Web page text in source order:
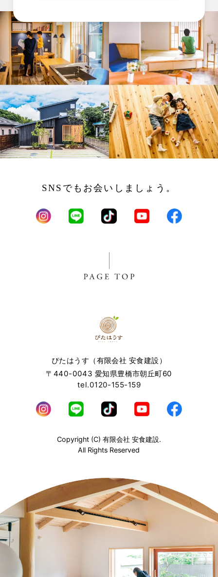
SNSでもお会いしましょう。
ぴたはうす（有限会社 安食建設）
〒440-0043 愛知県豊橋市朝丘町60
tel.0120-155-159
Copyright (C) 有限会社 安食建設.
All Rights Reserved